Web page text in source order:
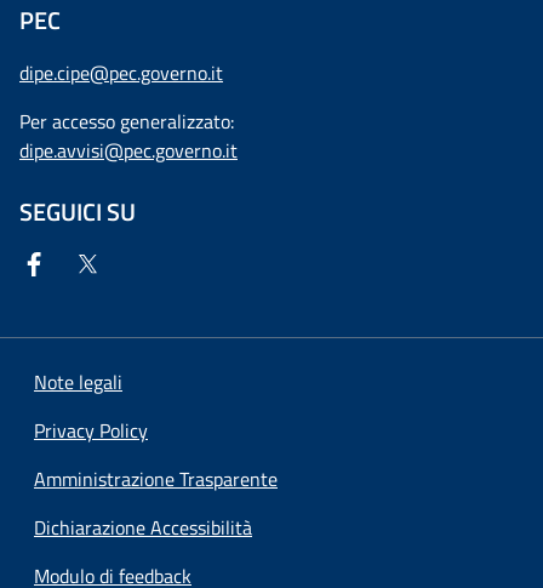
PEC
dipe.cipe@pec.governo.it
Per accesso generalizzato:
dipe.avvisi@pec.governo.it
SEGUICI SU
Note legali
Privacy Policy
Amministrazione Trasparente
Dichiarazione Accessibilità
Modulo di feedback